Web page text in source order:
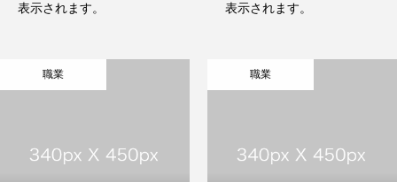
表示されます。
表示されます。
職業 職業